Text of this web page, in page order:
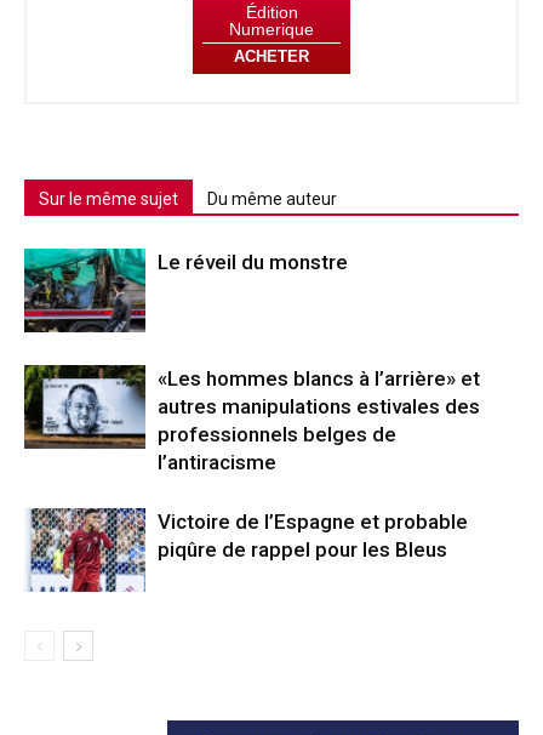
Édition
Numerique
ACHETER
Sur le même sujet Du même auteur
Le réveil du monstre
«Les hommes blancs à l’arrière» et
autres manipulations estivales des
professionnels belges de
l’antiracisme
Victoire de l’Espagne et probable
piqûre de rappel pour les Bleus